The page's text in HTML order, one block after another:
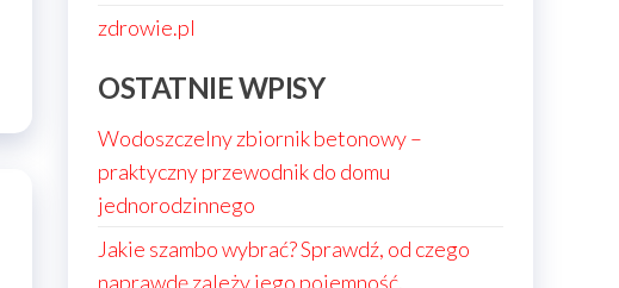
zdrowie.pl
OSTATNIE WPISY
Wodoszczelny zbiornik betonowy –
praktyczny przewodnik do domu
jednorodzinnego
Jakie szambo wybrać? Sprawdź, od czego
naprawdę zależy jego pojemność.